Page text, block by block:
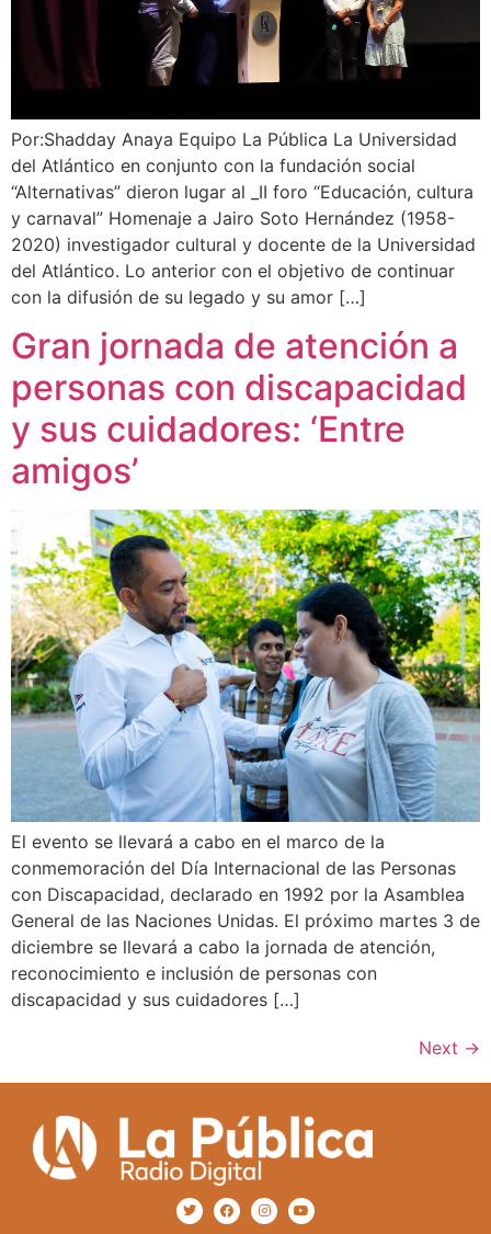
Por:Shadday Anaya Equipo La Pública La Universidad
del Atlántico en conjunto con la fundación social
“Alternativas” dieron lugar al _II foro “Educación, cultura
y carnaval” Homenaje a Jairo Soto Hernández (1958-
2020) investigador cultural y docente de la Universidad
del Atlántico. Lo anterior con el objetivo de continuar
con la difusión de su legado y su amor […]
Gran jornada de atención a
personas con discapacidad
y sus cuidadores: ‘Entre
amigos’
El evento se llevará a cabo en el marco de la
conmemoración del Día Internacional de las Personas
con Discapacidad, declarado en 1992 por la Asamblea
General de las Naciones Unidas. El próximo martes 3 de
diciembre se llevará a cabo la jornada de atención,
reconocimiento e inclusión de personas con
discapacidad y sus cuidadores […]
Next →